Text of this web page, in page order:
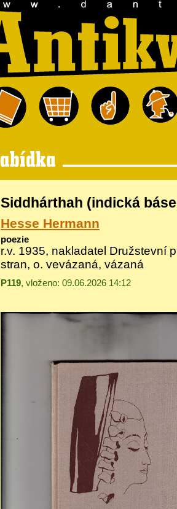
Siddhárthah (indická
Hesse Hermann
poezie
r.v. 1935, nakladatel Družstevní
stran, o. vevázaná, vázaná
P119, vloženo: 09.06.2026 14:12